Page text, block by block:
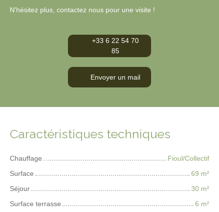
N'hésitez plus, contactez nous pour une visite !
+33 6 22 54 70
85
Envoyer un mail
Caractéristiques techniques
Chauffage
Fioul/Collectif
Surface
69 m²
Séjour
30 m²
Surface terrasse
6 m²